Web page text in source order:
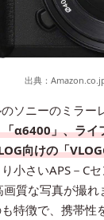
出典：
ソニーのミラー
α6400」、ライ
向けの「
小さいAPS－C
質な写真が撮れ
特徴で、携帯性